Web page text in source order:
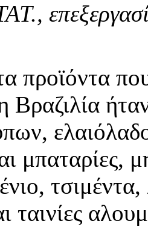
προϊόντα
Βραζιλία
μπαταρίες,
ταινίες